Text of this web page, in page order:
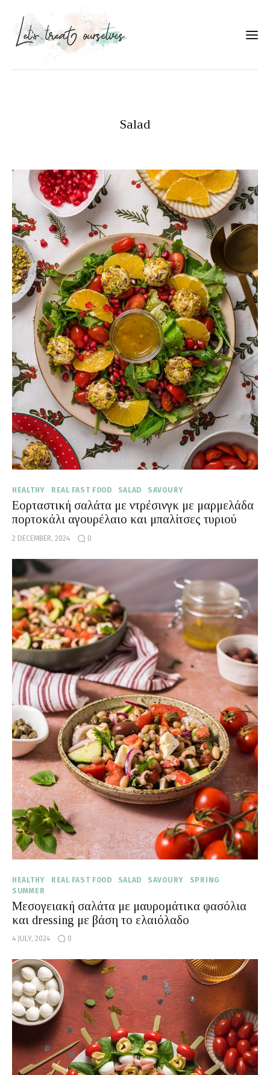
Services
Food photography tips
Επικοινωνία
Συνεργασίες
Moments of Mine
FAQ
Salad
HEALTHY REAL FAST FOOD SALAD SAVOURY
Εορταστική σαλάτα με ντρέσινγκ με μαρμελάδα
πορτοκάλι αγουρέλαιο και μπαλίτσες τυριού
2 DECEMBER, 2024 0
HEALTHY REAL FAST FOOD SALAD SAVOURY
SPRING
SUMMER
Μεσογειακή σαλάτα με μαυρομάτικα φασόλια
και dressing με βάση το ελαιόλαδο
4 JULY, 2024 0